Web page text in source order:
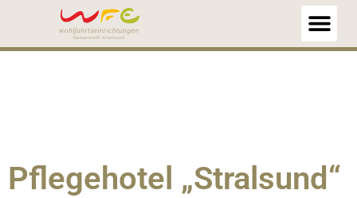
Pflegehotel „Stralsund“